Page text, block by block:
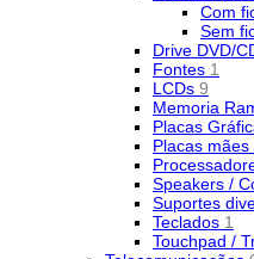
Com
Sem
Drive DVD/
Fontes 1
LCDs 9
Memoria
Placas
Placas
Speakers /
Suportes
Teclados 1
Touchpad /